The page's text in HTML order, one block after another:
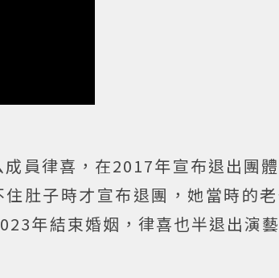
員律喜，在2017年宣布退出團
肚子時才宣布退團，她當時的
年結束婚姻，律喜也半退出演